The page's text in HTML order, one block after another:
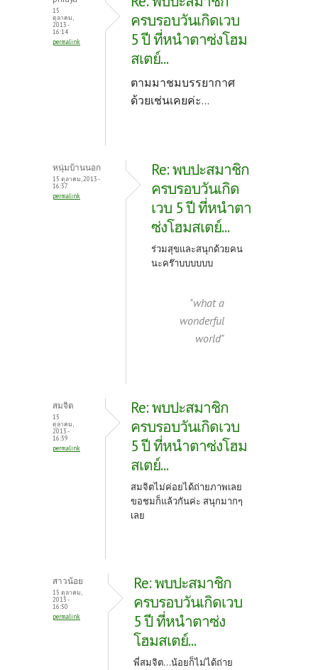
15
ตุลาคม,
2013 -
16:14
permalink
ครบรอบวันเกิดเวบ
5 ปี ที่หนำตาซ่งโฮม
สเตย์...
ตามมาชมบรรยากาศ
ด้วยเช่นเคยค่ะ...
หนุ่มบ้านนอก
15 ตุลาคม, 2013 -
16:37
permalink
Re: พบปะสมาชิก
ครบรอบวันเกิด
เวบ 5 ปี ที่หนำตา
ซ่งโฮมสเตย์...
ร่วมสุขและสนุกด้วยคน
นะคร๊าบบบบบบ
"what a
wonderful
world"
สมจิต
15
ตุลาคม,
2013 -
16:39
permalink
Re: พบปะสมาชิก
ครบรอบวันเกิดเวบ
5 ปี ที่หนำตาซ่งโฮม
สเตย์...
สมจิตไม่ค่อยได้ถ่ายภาพเลย
ขอชมก็แล้วกันค่ะ สนุกมากๆ
เลย
สาวน้อย
15 ตุลาคม,
2013 -
16:50
permalink
Re: พบปะสมาชิก
ครบรอบวันเกิดเวบ
5 ปี ที่หนำตาซ่ง
โฮมสเตย์...
พี่สมจิต...น้อยก็ไม่ได้ถ่าย